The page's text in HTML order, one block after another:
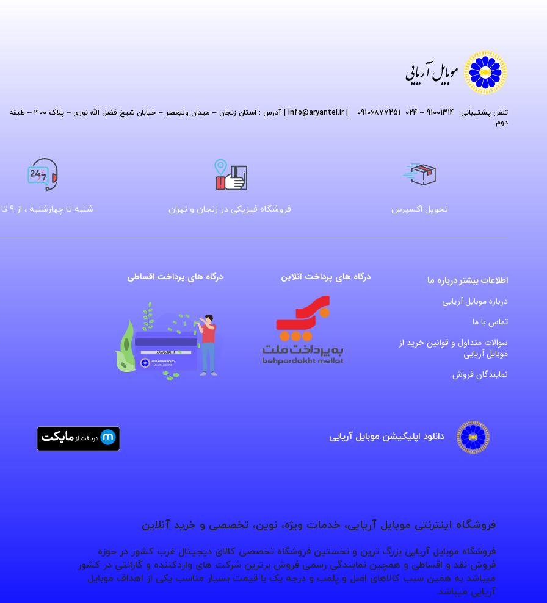
تلفن پشتیبانی: 91001314 – 024 09106877251 | info
@aryantel.ir
| آدرس : استان زنجان – میدان ولیعصر – خیابان شیخ فضل الله نوری – پلاک ۳۰۰ – طبقه
دوم
تحویل اکسپرس فروشگاه فیزیکی در زنجان و تهران شنبه تا چهارشنبه ، از 9 تا 16
اطلاعات بیشتر درباره ما
درباره موبایل آریایی
تماس با ما
سوالات متداول و قوانین خرید از
موبایل آریایی
نمایندگان فروش
درگاه های پرداخت آنلاین درگاه های پرداخت اقساطی
دانلود اپلیکیشن موبایل آریایی
فروشگاه اینترنتی موبایل آریایی، خدمات ویژه، نوین، تخصصی و خرید آنلاین
فروشگاه موبایل آریایی بزرگ ترین و نخستین فروشگاه تخصصی کالای دیجیتال غرب کشور در حوزه
فروش نقد و اقساطی و همچین نمایندگی رسمی فروش برترین شرکت های واردکننده و گارانتی در کشور
میباشد به همین سبب کالاهای اصل و پلمب و درجه یک با قیمت بسیار مناسب یکی از اهداف موبایل
آریایی میباشد.